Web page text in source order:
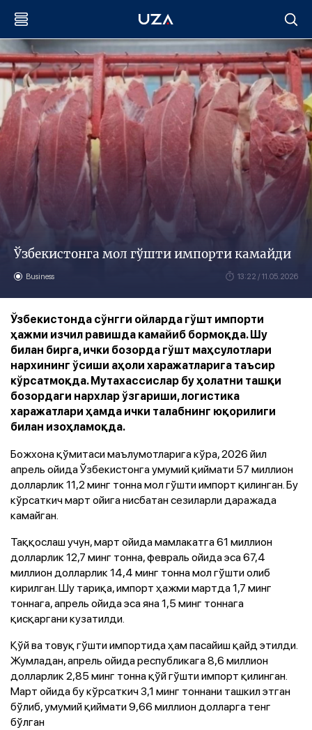
Ўзбекистонга мол гўшти импорти камайди
Business 13:22 / 11.05.2026
Ўзбекистонда сўнгги ойларда гўшт импорти
ҳажми изчил равишда камайиб бормоқда. Шу
билан бирга, ички бозорда гўшт маҳсулотлари
нархининг ўсиши аҳоли харажатларига таъсир
кўрсатмоқда. Мутахассислар бу ҳолатни ташқи
бозордаги нархлар ўзгариши, логистика
харажатлари ҳамда ички талабнинг юқорилиги
билан изоҳламоқда.
Божхона қўмитаси маълумотларига кўра, 2026 йил
апрель ойида Ўзбекистонга умумий қиймати 57 миллион
долларлик 11,2 минг тонна мол гўшти импорт қилинган. Бу
кўрсаткич март ойига нисбатан сезиларли даражада
камайган.
Таққослаш учун, март ойида мамлакатга 61 миллион
долларлик 12,7 минг тонна, февраль ойида эса 67,4
миллион долларлик 14,4 минг тонна мол гўшти олиб
кирилган. Шу тариқа, импорт ҳажми мартда 1,7 минг
тоннага, апрель ойида эса яна 1,5 минг тоннага
қисқаргани кузатилди.
Қўй ва товуқ гўшти импортида ҳам пасайиш қайд этилди.
Жумладан, апрель ойида республикага 8,6 миллион
долларлик 2,85 минг тонна қўй гўшти импорт қилинган.
Март ойида бу кўрсаткич 3,1 минг тоннани ташкил этган
бўлиб, умумий қиймати 9,66 миллион долларга тенг
бўлган